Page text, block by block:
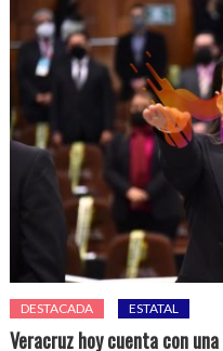
DESTACADA ESTATAL
Veracruz hoy cuenta con